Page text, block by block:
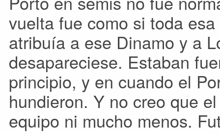
vuelta fue como si toda
atribuía a ese Dinamo y a
desapareciese. Estaban
principio, y en cuando el
hundieron. Y no creo que
equipo ni mucho menos.